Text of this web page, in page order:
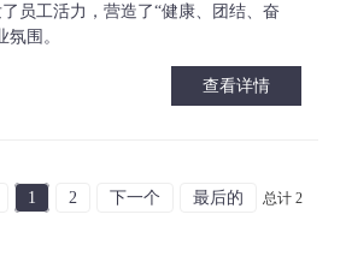
员工活力，营造了“健康、团结、奋
围。
查看详情
1 2 下一个 最后的 总计 2